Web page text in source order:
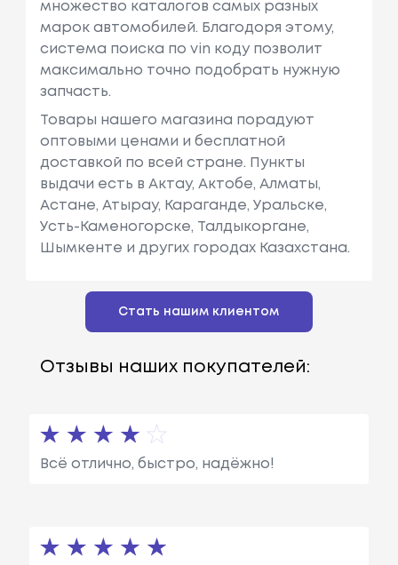
множество каталогов самых разных
марок автомобилей. Благодоря этому,
система поиска по vin коду позволит
максимально точно подобрать нужную
запчасть.
Товары нашего магазина порадуют
оптовыми ценами и бесплатной
доставкой по всей стране. Пункты
выдачи есть в Актау, Актобе, Алматы,
Астане, Атырау, Караганде, Уральске,
Усть-Каменогорске, Талдыкоргане,
Шымкенте и других городах Казахстана.
Стать нашим клиентом
Отзывы наших покупателей:
Всё отлично, быстро, надёжно!